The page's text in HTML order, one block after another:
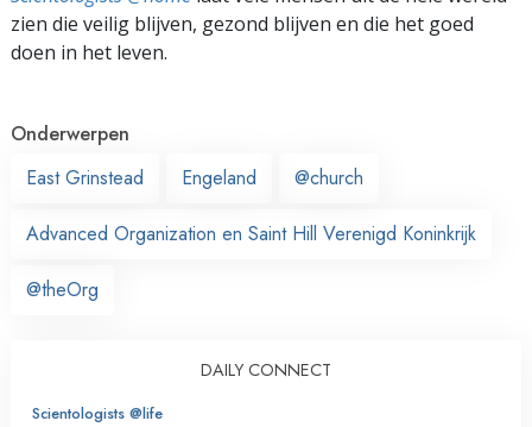
zien die veilig blijven, gezond blijven en die het goed
doen in het leven.
Onderwerpen
East Grinstead
Engeland @church
Advanced Organization en Saint Hill Verenigd Koninkrijk
@theOrg
DAILY CONNECT
Scientologists @life